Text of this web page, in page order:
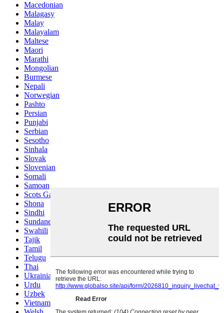
Macedonian
Malagasy
Malay
Malayalam
Maltese
Maori
Marathi
Mongolian
Burmese
Nepali
Norwegian
Pashto
Persian
Punjabi
Serbian
Sesotho
Sinhala
Slovak
Slovenian
Somali
Samoan
Scots Gaelic
Shona
Sindhi
Sundanese
Swahili
Tajik
Tamil
Telugu
Thai
Ukrainian
Urdu
Uzbek
Vietnamese